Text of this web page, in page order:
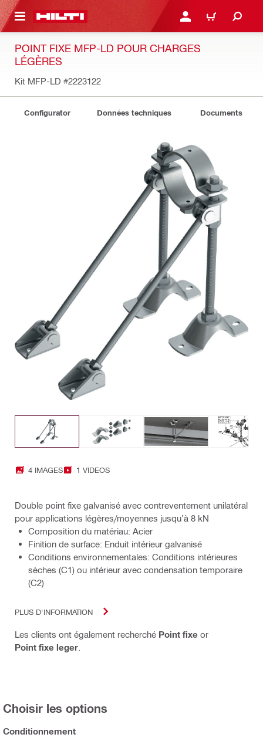
SE CONNECTER OU
PANIER
POINT FIXE MFP-LD POUR CHARGES
LÉGÈRES
Kit MFP-LD #2223122
Configurator Données techniques Documents
4 IMAGES 1 VIDEOS
Double point fixe galvanisé avec contreventement unilatéral
pour applications légères/moyennes jusqu’à 8 kN
Composition du matériau: Acier
Finition de surface: Enduit intérieur galvanisé
Conditions environnementales: Conditions intérieures
sèches (C1) ou intérieur avec condensation temporaire
(C2)
PLUS D'INFORMATION
Les clients ont également recherché Point fixe or
Point fixe leger
Choisir les options
Conditionnement